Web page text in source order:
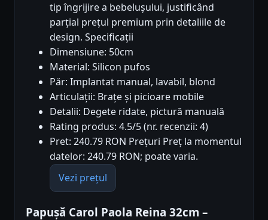
tip îngrijire a bebelușului, justificând
parțial prețul premium prin detaliile de
design. Specificații
Dimensiune: 50cm
Material: Silicon pufos
Păr: Implantat manual, lavabil, blond
Articulații: Brațe și picioare mobile
Detalii: Degete ridate, pictură manuală
Rating produs: 4.5/5 (nr. recenzii: 4)
Pret: 240.79 RON Prețuri Preț la momentul
datelor: 240.79 RON; poate varia.
Vezi prețul
Papușă Carol Paola Reina 32cm –